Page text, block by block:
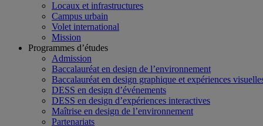
Locaux et infrastructures
Campus urbain
Volet international
Mission
Programmes d’études
Admission
Baccalauréat en design de l’environnement
Baccalauréat en design graphique et expériences
DESS en design d’événements
DESS en design d’expériences interactives
Maîtrise en design de l’environnement
Partenariats